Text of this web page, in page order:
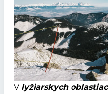
V lyžiarskych